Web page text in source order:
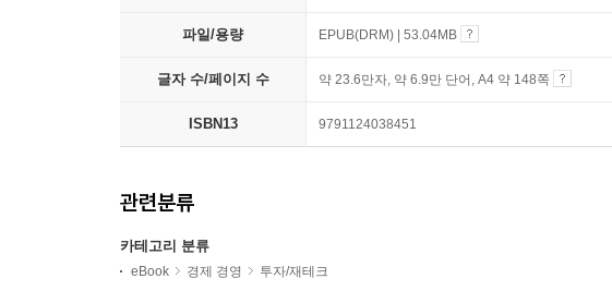
파일/용량 EPUB(DRM) | 53.04MB
글자 수/페이지 수 약 23.6만자, 약 6.9만 단어, A4 약 148쪽
ISBN13 9791124038451
관련분류
카테고리 분류
eBook 경제 경영 투자/재테크